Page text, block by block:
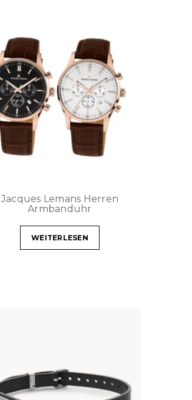
Jacques Lemans Herren
Armbanduhr
WEITERLESEN